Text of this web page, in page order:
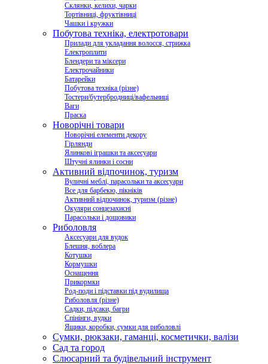
Склянки, келихи, чарки
Тортівниці, фруктівниці
Чашки і кружки
Побутова техніка, електротовари
Прилади для укладання волосся, стрижка
Електроплити
Блендери та міксери
Електрочайники
Батарейки
Побутова техніка (різне)
Тостери/бутербродниці/вафельниці
Ваги
Праска
Новорічні товари
Новорічні елементи декору
Гірлянди
Ялинкові іграшки та аксесуари
Штучні ялинки і сосни
Активний відпочинок, туризм
Вуличні меблі, парасольки та аксесуари
Все для барбекю, пікніків
Активний відпочинок, туризм (різне)
Окуляри сонцезахисні
Парасольки і дощовики
Риболовля
Аксесуари для вудок
Блешня, воблера
Котушки
Кормушки
Оснащення
Прикормки
Род-поди і підставки під вудилища
Риболовля (різне)
Садки, підсаки, багри
Спінінги, вудки
Ящики, коробки, сумки для риболовлі
Сумки, рюкзаки, гаманці, косметички, валізи
Сад та город
Слюсарний та будівельний інструмент